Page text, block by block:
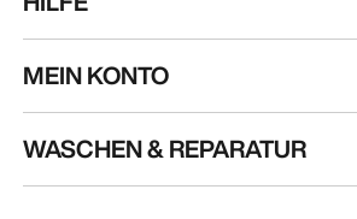
MEIN KONTO
WASCHEN & REPARATUR